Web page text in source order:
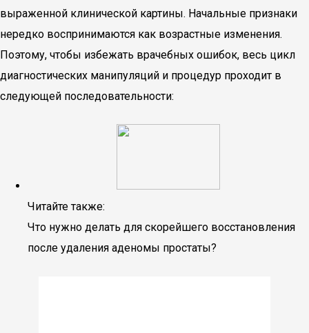
выраженной клинической картины. Начальные признаки
нередко воспринимаются как возрастные изменения.
Поэтому, чтобы избежать врачебных ошибок, весь цикл
диагностических манипуляций и процедур проходит в
следующей последовательности:
Читайте также:
Что нужно делать для скорейшего восстановления
после удаления аденомы простаты?